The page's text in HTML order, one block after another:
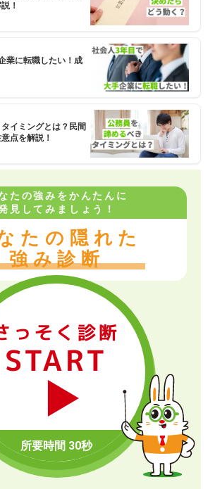
！
業に転職したい！成
イミングとは？民間
点を解説！
たの強みをかんたんに
見してみましょう！
たの隠れた
強み診断
っそく診断
START